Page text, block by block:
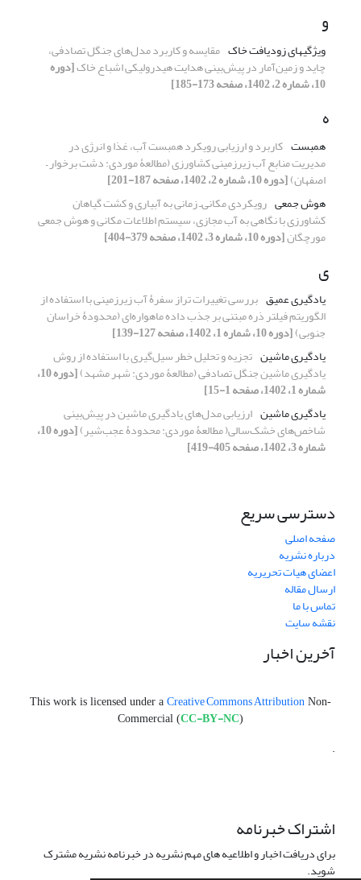
و
ویژگی‏های زودیافت خاک مقایسه و کاربرد مدل‌های جنگل تصادفی،
چاید و زمین‌آمار در پیش‌بینی هدایت ‏هیدرولیکی اشباع خاک[دوره
10، شماره 2، 1402، صفحه 173-185]
ه
همبست کاربرد و ارزیابی رویکرد همبست آب، غذا و انرژی در
مدیریت منابع آب زیرزمینی کشاورزی (مطالعۀ موردی: دشت برخوار –
اصفهان)[دوره 10، شماره 2، 1402، صفحه 187-201]
هوش جمعی رویکردی مکانی‌ـ زمانی به آبیاری و کشت گیاهان
کشاورزی با نگاهی به آب مجازی، سیستم اطلاعات مکانی و هوش جمعی
مورچگان[دوره 10، شماره 3، 1402، صفحه 379-404]
ی
یادگیری عمیق بررسی تغییرات تراز سفرۀ آب زیرزمینی با استفاده از
الگوریتم فیلتر ذره مبتنی بر جذب داده ماهواره‌ای (محدودۀ خراسان
جنوبی)[دوره 10، شماره 1، 1402، صفحه 127-139]
یادگیری ماشین تجزیه و تحلیل خطر سیل‌گیری با استفاده از روش‌
یادگیری ماشین جنگل تصادفی (مطالعۀ موردی: شهر مشهد) [دوره 10،
شماره 1، 1402، صفحه 1-15]
یادگیری ماشین ارزیابی مدل‌های یادگیری ماشین در پیش‌بینی
شاخص‌های خشک‌سالی( مطالعۀ موردی: محدودۀ عجب‌شیر) [دوره 10،
شماره 3، 1402، صفحه 405-419]
دسترسی سریع
صفحه اصلی
درباره نشریه
اعضای هیات تحریریه
ارسال مقاله
تماس با ما
نقشه سایت
آخرین اخبار
This work is licensed under a Creative Commons Attribution Non-
Commercial (CC-BY-NC)
.
اشتراک خبرنامه
برای دریافت اخبار و اطلاعیه های مهم نشریه در خبرنامه نشریه مشترک
شوید.